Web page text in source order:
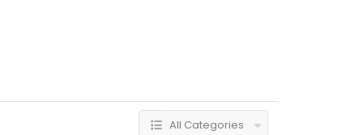
All Categories